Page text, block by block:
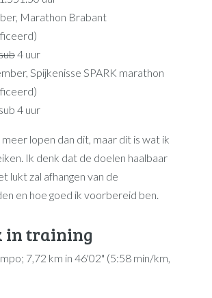
Marathon Brabant
4 uur
Spijkenisse SPARK marathon
4 uur
meer lopen dan dit, maar dit is wat ik
Ik denk dat de doelen haalbaar
lukt zal afhangen van de
en hoe goed ik voorbereid ben.
in training
7,72 km in 46'02" (5:58 min/km,